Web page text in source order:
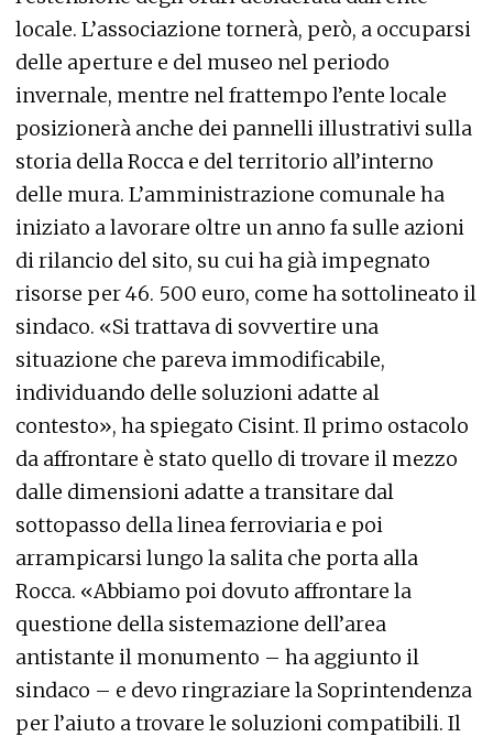
locale. L’associazione tornerà, però, a occuparsi
delle aperture e del museo nel periodo
invernale, mentre nel frattempo l’ente locale
posizionerà anche dei pannelli illustrativi sulla
storia della Rocca e del territorio all’interno
delle mura. L’amministrazione comunale ha
iniziato a lavorare oltre un anno fa sulle azioni
di rilancio del sito, su cui ha già impegnato
risorse per 46. 500 euro, come ha sottolineato il
sindaco. «Si trattava di sovvertire una
situazione che pareva immodificabile,
individuando delle soluzioni adatte al
contesto», ha spiegato Cisint. Il primo ostacolo
da affrontare è stato quello di trovare il mezzo
dalle dimensioni adatte a transitare dal
sottopasso della linea ferroviaria e poi
arrampicarsi lungo la salita che porta alla
Rocca. «Abbiamo poi dovuto affrontare la
questione della sistemazione dell’area
antistante il monumento – ha aggiunto il
sindaco – e devo ringraziare la Soprintendenza
per l’aiuto a trovare le soluzioni compatibili. Il